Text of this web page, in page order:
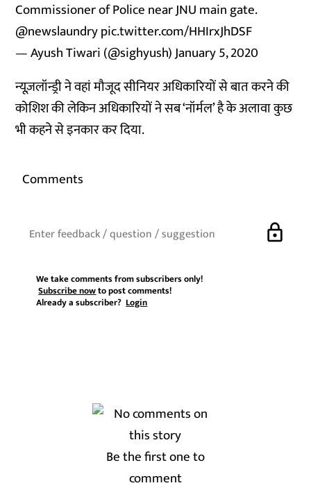
Commissioner of Police near JNU main gate.
@newslaundrypic.twitter.com/HHIrxJhDSF
— Ayush Tiwari (@sighyush)January 5, 2020
न्यूज़लॉन्ड्री ने वहां मौजूद सीनियर अधिकारियों से बात करने की
कोशिश की लेकिन अधिकारियों ने सब ‘नॉर्मल’ है के अलावा कुछ
भी कहने से इनकार कर दिया.
Comments
lock
We take comments from subscribers only!
Subscribe nowto post comments!
Already a subscriber?Login
Be the first one to
comment